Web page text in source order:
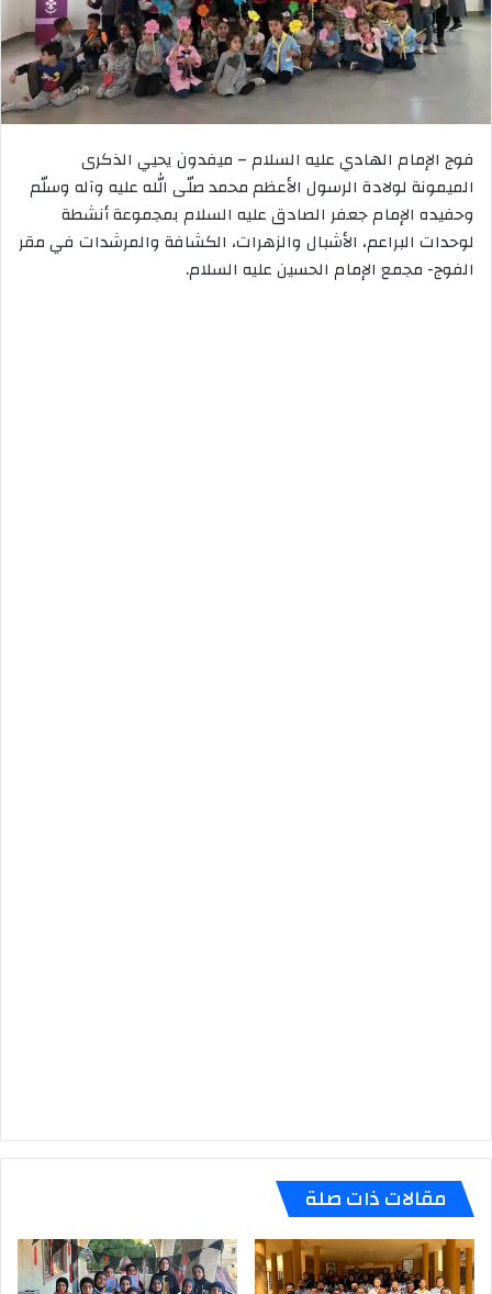
فوج الإمام الهادي عليه السلام – ميفدون يحيي الذكرى
الميمونة لولادة الرسول الأعظم محمد صلّى الله عليه وآله وسلّم
وحفيده الإمام جعفر الصادق عليه السلام بمجموعة أنشطة
لوحدات البراعم، الأشبال والزهرات، الكشافة والمرشدات في مقر
الفوج- مجمع الإمام الحسين عليه السلام.
مقالات ذات صلة